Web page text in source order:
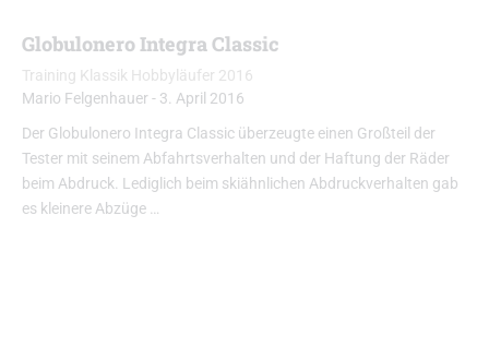
Globulonero Integra Classic
Training Klassik Hobbyläufer 2016
Mario Felgenhauer - 3. April 2016
Der Globulonero Integra Classic überzeugte einen Großteil der
Tester mit seinem Abfahrtsverhalten und der Haftung der Räder
beim Abdruck. Lediglich beim skiähnlichen Abdruckverhalten gab
es kleinere Abzüge …